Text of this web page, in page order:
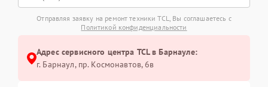
Отправляя заявку на ремонт техники TCL, Вы соглашаетесь с
Политикой конфиденциальности
Адрес сервисного центра TCL в Барнауле:
г. Барнаул, ​пр. Космонавтов, 6в